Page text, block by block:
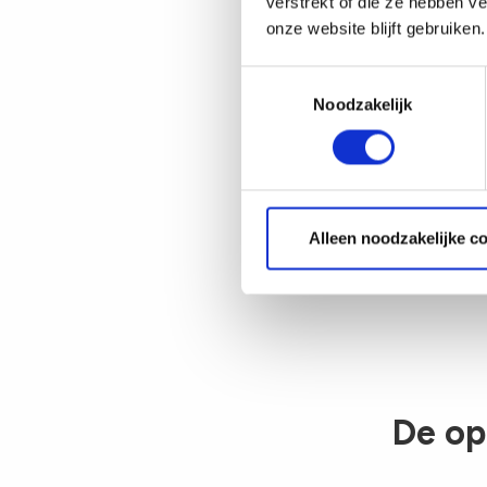
onze website blijft gebruiken.
Noodzakelijk
Alleen noodzakelijke
Diana
met dit
De